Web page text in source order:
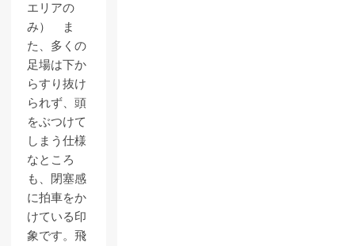
エリアの
み） ま
た、多くの
足場は下か
らすり抜け
られず、頭
をぶつけて
しまう仕様
なところ
も、閉塞感
に拍車をか
けている印
象です。飛